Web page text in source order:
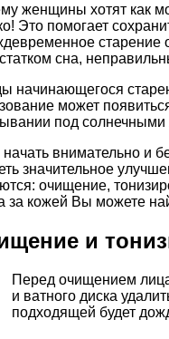
женщины хотят как
Это помогает
старение
сна,
начинающегося
может
под солнечными
начать внимательно и
значительное
очищение,
за кожей Вы можете
и
Перед очищением
и ватного диска
подходящей будет